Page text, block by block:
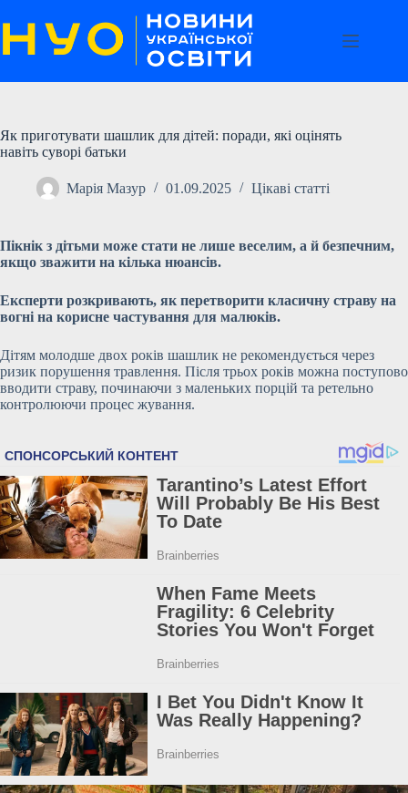
до
вмісту
Як приготувати шашлик для дітей: поради, які оцінять
навіть суворі батьки
Марія Мазур 01.09.2025 Цікаві статті
Пікнік з дітьми може стати не лише веселим, а й безпечним,
якщо зважити на кілька нюансів.
Експерти розкривають, як перетворити класичну страву на
вогні на корисне частування для малюків.
Дітям молодше двох років шашлик не рекомендується через
ризик порушення травлення. Після трьох років можна поступово
вводити страву, починаючи з маленьких порцій та ретельно
контролюючи процес жування.